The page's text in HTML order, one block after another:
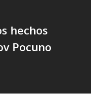
hechos
Pocuno